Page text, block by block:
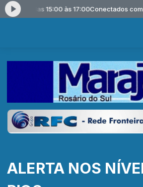
das 15:00 às 17:00Conectados com
ALERTA NOS